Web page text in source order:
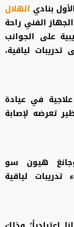
بنادي الهلال
الفني راحة
على الجوانب
تدريبات لياقية،
في عيادة
تعرضه لإصابة
هيون سو
تدريبات لياقية